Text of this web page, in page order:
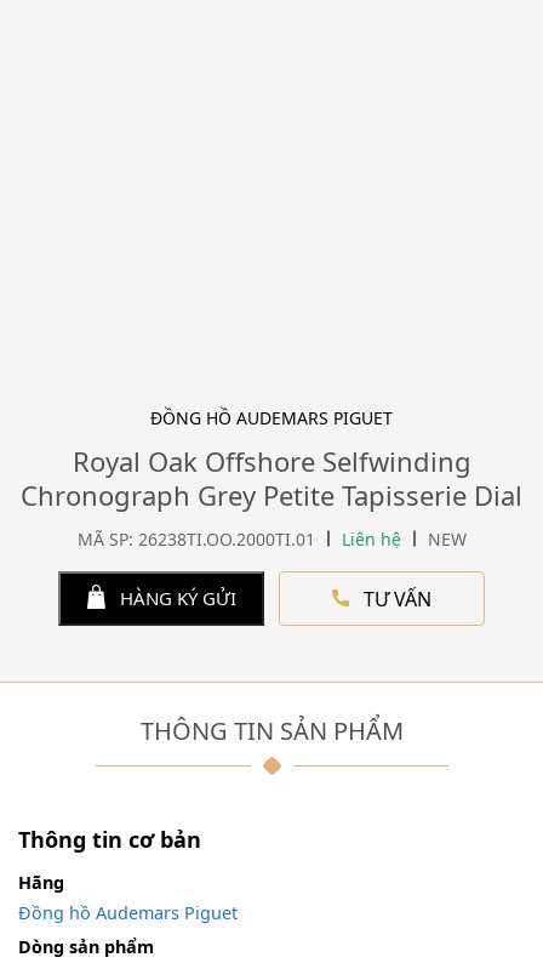
ĐỒNG HỒ AUDEMARS PIGUET
Royal Oak Offshore Selfwinding
Chronograph Grey Petite Tapisserie Dial
MÃ SP: 26238TI.OO.2000TI.01 Liên hệ NEW
HÀNG KÝ GỬI TƯ VẤN
THÔNG TIN SẢN PHẨM
Thông tin cơ bản
Hãng
Đồng hồ Audemars Piguet
Dòng sản phẩm